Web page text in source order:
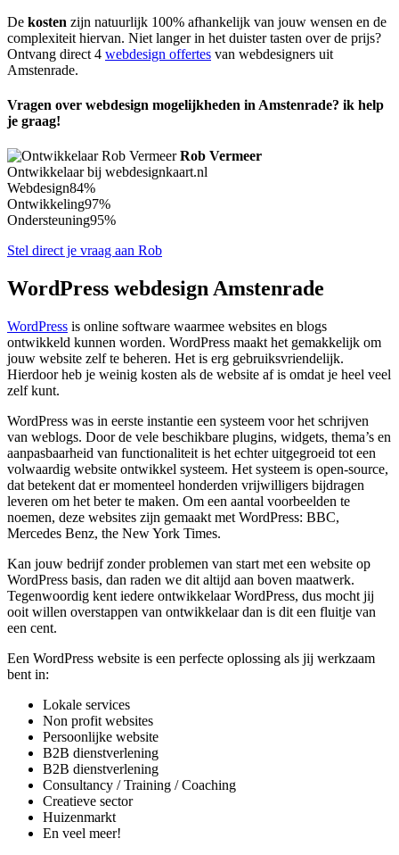
De kosten zijn natuurlijk 100% afhankelijk van jouw wensen en de
complexiteit hiervan. Niet langer in het duister tasten over de prijs?
Ontvang direct 4 webdesign offertes van webdesigners uit
Amstenrade.
Vragen over webdesign mogelijkheden in Amstenrade? ik help
je graag!
Rob Vermeer
Ontwikkelaar bij webdesignkaart.nl
Webdesign84%
Ontwikkeling97%
Ondersteuning95%
Stel direct je vraag aan Rob
WordPress webdesign Amstenrade
WordPress is online software waarmee websites en blogs
ontwikkeld kunnen worden. WordPress maakt het gemakkelijk om
jouw website zelf te beheren. Het is erg gebruiksvriendelijk.
Hierdoor heb je weinig kosten als de website af is omdat je heel veel
zelf kunt.
WordPress was in eerste instantie een systeem voor het schrijven
van weblogs. Door de vele beschikbare plugins, widgets, thema’s en
aanpasbaarheid van functionaliteit is het echter uitgegroeid tot een
volwaardig website ontwikkel systeem. Het systeem is open-source,
dat betekent dat er momenteel honderden vrijwilligers bijdragen
leveren om het beter te maken. Om een aantal voorbeelden te
noemen, deze websites zijn gemaakt met WordPress: BBC,
Mercedes Benz, the New York Times.
Kan jouw bedrijf zonder problemen van start met een website op
WordPress basis, dan raden we dit altijd aan boven maatwerk.
Tegenwoordig kent iedere ontwikkelaar WordPress, dus mocht jij
ooit willen overstappen van ontwikkelaar dan is dit een fluitje van
een cent.
Een WordPress website is een perfecte oplossing als jij werkzaam
bent in:
Lokale services
Non profit websites
Persoonlijke website
B2B dienstverlening
B2B dienstverlening
Consultancy / Training / Coaching
Creatieve sector
Huizenmarkt
En veel meer!